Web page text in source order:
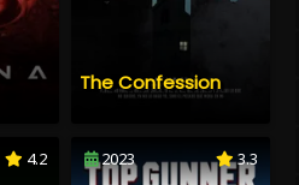
The Confession
4.2 2023 3.3